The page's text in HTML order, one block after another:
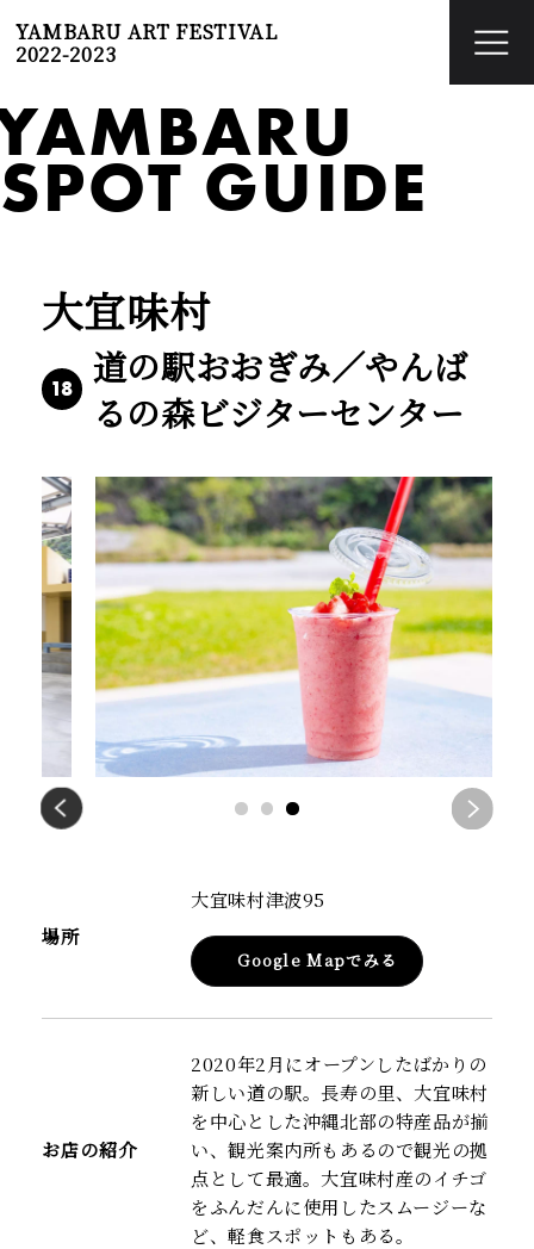
YAMBARU ART FESTIVAL
2022-2023
SPOT GUIDE
大宜味村
18
道の駅おおぎみ／やんば
るの森ビジターセンター
場所
大宜味村津波95
Google Mapでみる
お店の紹介
2020年2月にオープンしたばかりの
新しい道の駅。長寿の里、大宜味村
を中心とした沖縄北部の特産品が揃
い、観光案内所もあるので観光の拠
点として最適。大宜味村産のイチゴ
をふんだんに使用したスムージーな
ど、軽食スポットもある。